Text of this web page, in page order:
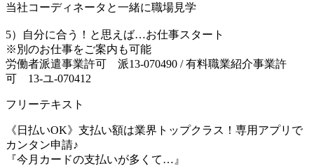
当社コーディネータと一緒に職場見学
5）自分に合う！と思えば…お仕事スタート
※別のお仕事をご案内も可能
労働者派遣事業許可 派13-070490 / 有料職業紹介事業許
可 13-ユ-070412
フリーテキスト
《日払いOK》支払い額は業界トップクラス！専用アプリで
カンタン申請♪
『今月カードの支払いが多くて…』